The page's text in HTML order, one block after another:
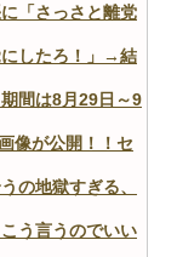
「さっさと離党
にしたろ！」→結
間は8月29日～9
像が公開！！セ
の地獄すぎる、
う言うのでいい